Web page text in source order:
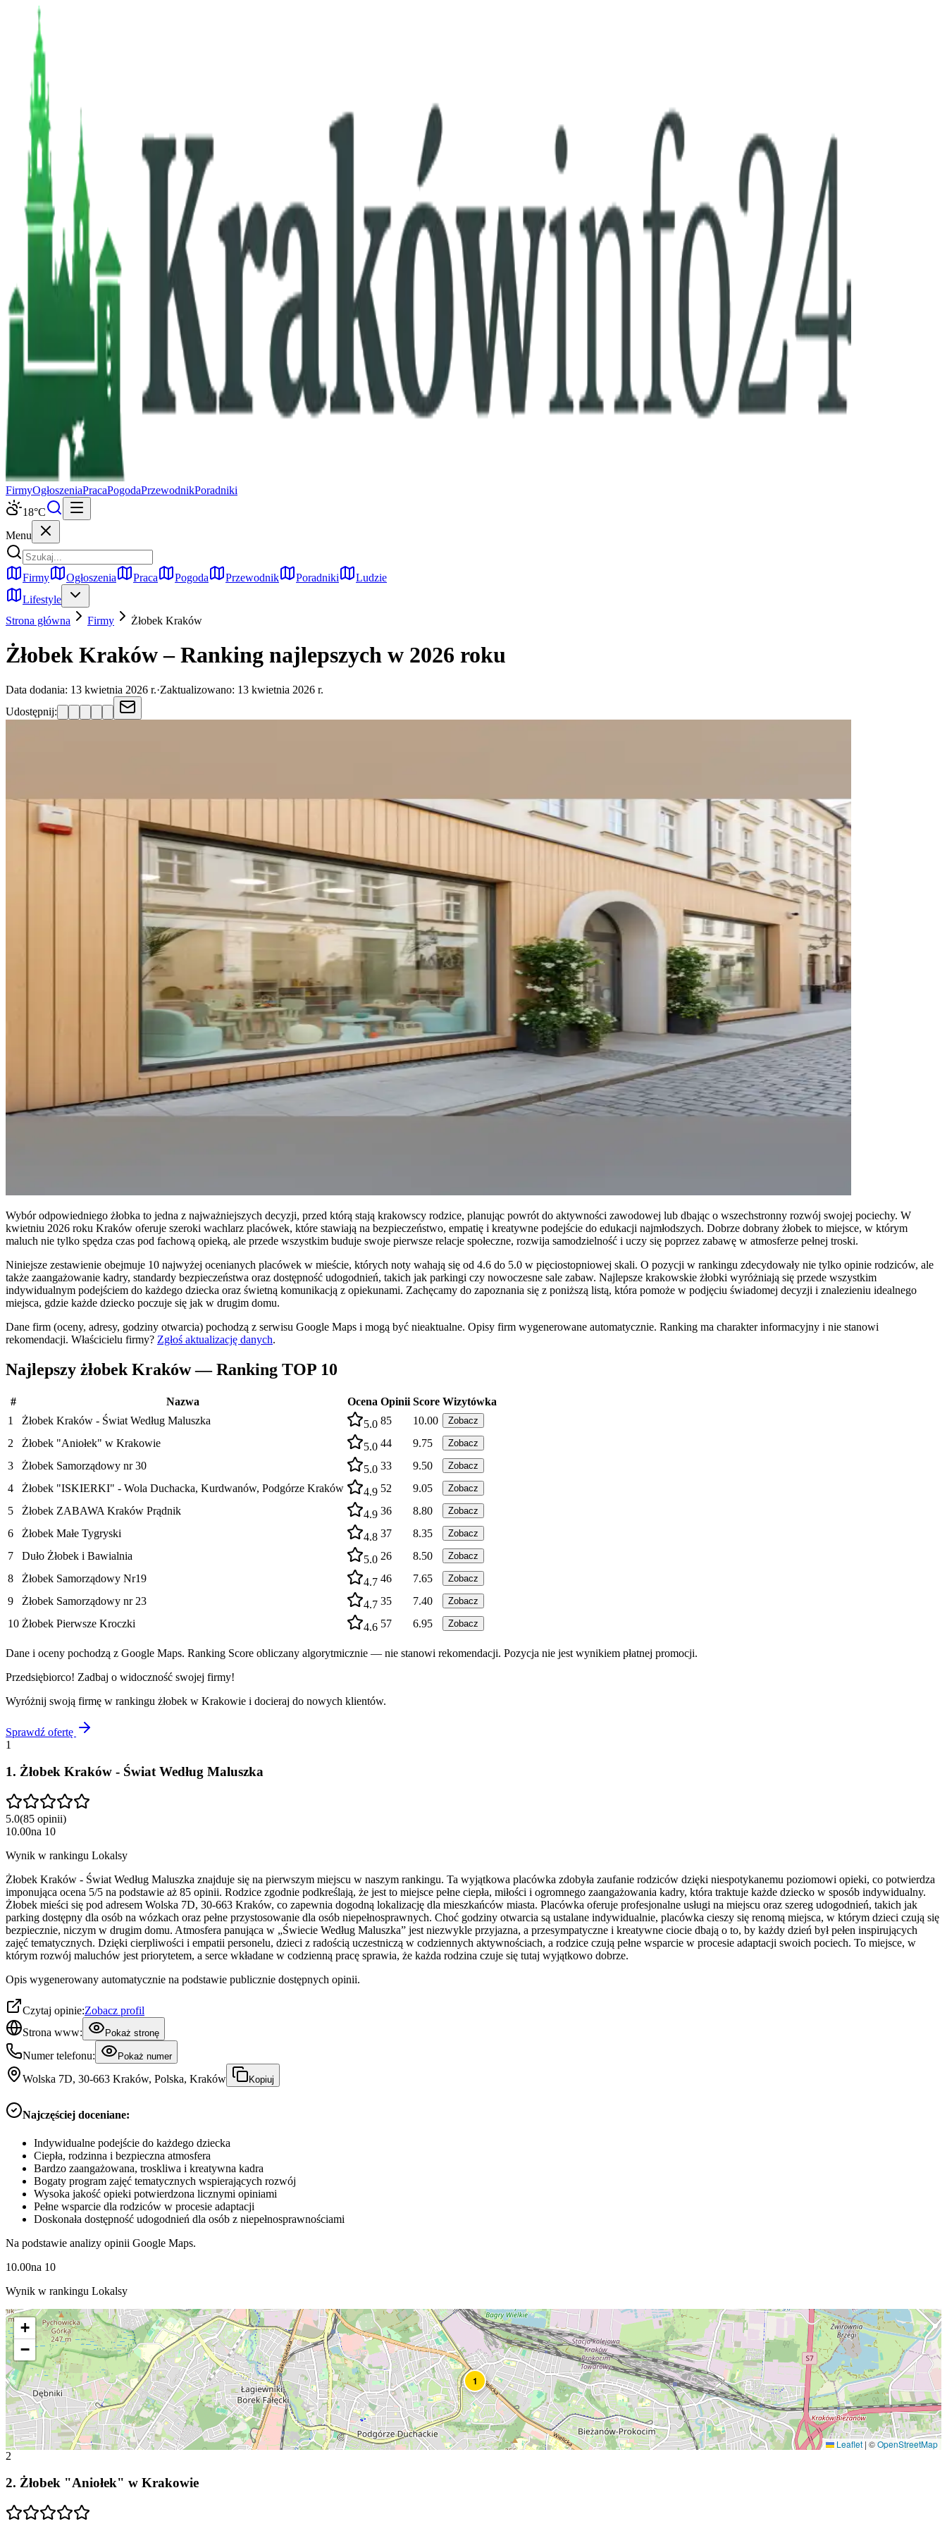
FirmyOgłoszeniaPracaPogodaPrzewodnikPoradniki
18°C
Menu
Firmy Ogłoszenia Praca Pogoda Przewodnik Poradniki
Ludzie
Lifestyle
Strona główna
Firmy Żłobek Kraków
Żłobek Kraków – Ranking najlepszych w 2026 roku
Data dodania: 13 kwietnia 2026 r.·Zaktualizowano: 13 kwietnia 2026 r.
Udostępnij:
Wybór odpowiedniego żłobka to jedna z najważniejszych decyzji, przed którą stają krakowscy rodzice, planując powrót do aktywności zawodowej lub dbając o wszechstronny rozwój swojej pociechy. W
kwietniu 2026 roku Kraków oferuje szeroki wachlarz placówek, które stawiają na bezpieczeństwo, empatię i kreatywne podejście do edukacji najmłodszych. Dobrze dobrany żłobek to miejsce, w którym
maluch nie tylko spędza czas pod fachową opieką, ale przede wszystkim buduje swoje pierwsze relacje społeczne, rozwija samodzielność i uczy się poprzez zabawę w atmosferze pełnej troski.
Niniejsze zestawienie obejmuje 10 najwyżej ocenianych placówek w mieście, których noty wahają się od 4.6 do 5.0 w pięciostopniowej skali. O pozycji w rankingu zdecydowały nie tylko opinie rodziców, ale
także zaangażowanie kadry, standardy bezpieczeństwa oraz dostępność udogodnień, takich jak parkingi czy nowoczesne sale zabaw. Najlepsze krakowskie żłobki wyróżniają się przede wszystkim
indywidualnym podejściem do każdego dziecka oraz świetną komunikacją z opiekunami. Zachęcamy do zapoznania się z poniższą listą, która pomoże w podjęciu świadomej decyzji i znalezieniu idealnego
miejsca, gdzie każde dziecko poczuje się jak w drugim domu.
Dane firm (oceny, adresy, godziny otwarcia) pochodzą z serwisu Google Maps i mogą być nieaktualne. Opisy firm wygenerowane automatycznie. Ranking ma charakter informacyjny i nie stanowi
rekomendacji. Właścicielu firmy? Zgłoś aktualizację danych.
Najlepszy żłobek Kraków — Ranking TOP 10
# Nazwa Ocena Opinii Score Wizytówka
1
Żłobek Kraków - Świat Według Maluszka 5.0 85 10.00 Zobacz
2 Żłobek "Aniołek" w Krakowie 5.0 44 9.75 Zobacz
3 Żłobek Samorządowy nr 30 5.0 33 9.50 Zobacz
4 Żłobek "ISKIERKI" - Wola Duchacka, Kurdwanów, Podgórze Kraków 4.9 52 9.05 Zobacz
5 Żłobek ZABAWA Kraków Prądnik 4.9 36 8.80 Zobacz
6 Żłobek Małe Tygryski 4.8 37 8.35 Zobacz
7 Duło Żłobek i Bawialnia 5.0 26 8.50 Zobacz
8 Żłobek Samorządowy Nr19 4.7 46 7.65 Zobacz
9 Żłobek Samorządowy nr 23 4.7 35 7.40 Zobacz
10 Żłobek Pierwsze Kroczki 4.6 57 6.95 Zobacz
Dane i oceny pochodzą z Google Maps. Ranking Score obliczany algorytmicznie — nie stanowi rekomendacji. Pozycja nie jest wynikiem płatnej promocji.
Przedsiębiorco! Zadbaj o widoczność swojej firmy!
Wyróżnij swoją firmę w rankingu żłobek w Krakowie i docieraj do nowych klientów.
Sprawdź ofertę
1
1. Żłobek Kraków - Świat Według Maluszka
5.0(85 opinii)
10.00na 10
Wynik w rankingu Lokalsy
Żłobek Kraków - Świat Według Maluszka znajduje się na pierwszym miejscu w naszym rankingu. Ta wyjątkowa placówka zdobyła zaufanie rodziców dzięki niespotykanemu poziomowi opieki, co potwierdza
imponująca ocena 5/5 na podstawie aż 85 opinii. Rodzice zgodnie podkreślają, że jest to miejsce pełne ciepła, miłości i ogromnego zaangażowania kadry, która traktuje każde dziecko w sposób indywidualny.
Żłobek mieści się pod adresem Wolska 7D, 30-663 Kraków, co zapewnia dogodną lokalizację dla mieszkańców miasta. Placówka oferuje profesjonalne usługi na miejscu oraz szereg udogodnień, takich jak
parking dostępny dla osób na wózkach oraz pełne przystosowanie dla osób niepełnosprawnych. Choć godziny otwarcia są ustalane indywidualnie, placówka cieszy się renomą miejsca, w którym dzieci czują się
bezpiecznie, niczym w drugim domu. Atmosfera panująca w „Świecie Według Maluszka” jest niezwykle przyjazna, a przesympatyczne i kreatywne ciocie dbają o to, by każdy dzień był pełen inspirujących
zajęć tematycznych. Dzięki cierpliwości i empatii personelu, dzieci z radością uczestniczą w codziennych aktywnościach, a rodzice czują pełne wsparcie w procesie adaptacji swoich pociech. To miejsce, w
którym rozwój maluchów jest priorytetem, a serce wkładane w codzienną pracę sprawia, że każda rodzina czuje się tutaj wyjątkowo dobrze.
Opis wygenerowany automatycznie na podstawie publicznie dostępnych opinii.
Czytaj opinie:Zobacz profil
Strona www:
Pokaż stronę
Numer telefonu: Pokaż numer
Wolska 7D, 30-663 Kraków, Polska, Kraków Kopiuj
Najczęściej doceniane:
Indywidualne podejście do każdego dziecka
Ciepła, rodzinna i bezpieczna atmosfera
Bardzo zaangażowana, troskliwa i kreatywna kadra
Bogaty program zajęć tematycznych wspierających rozwój
Wysoka jakość opieki potwierdzona licznymi opiniami
Pełne wsparcie dla rodziców w procesie adaptacji
Doskonała dostępność udogodnień dla osób z niepełnosprawnościami
Na podstawie analizy opinii Google Maps.
10.00na 10
Wynik w rankingu Lokalsy
1
+
−
Leaflet | ©OpenStreetMap
2
2. Żłobek "Aniołek" w Krakowie